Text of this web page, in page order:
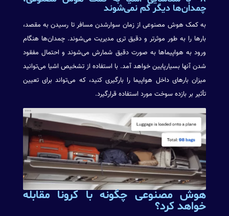
چمدان‌ها دیگر گم نمی‌شوند
به کمک هوش مصنوعی از زمان سوارشدن مسافر تا رسیدن به مقصد،
بارها را به طور موثرتر و دقیق تری مدیریت می‌شوند. چمدان‌ها هنگام
ورود به هواپیماها به صورت دقیق شمارش می‌شوند و احتمال مفقود
شدن آنها بسیارپایین خواهد آمد. با استفاده از تشخیص اشیا می‌توانید
میزان بارهای داخل هواپیما را بارگیری کنید، که می‌تواند برای تعیین
تأثیر بر بازده سوخت مورد استفاده قرارگیرد.
هوش مصنوعی چگونه با کرونا مقابله
خواهد کرد؟